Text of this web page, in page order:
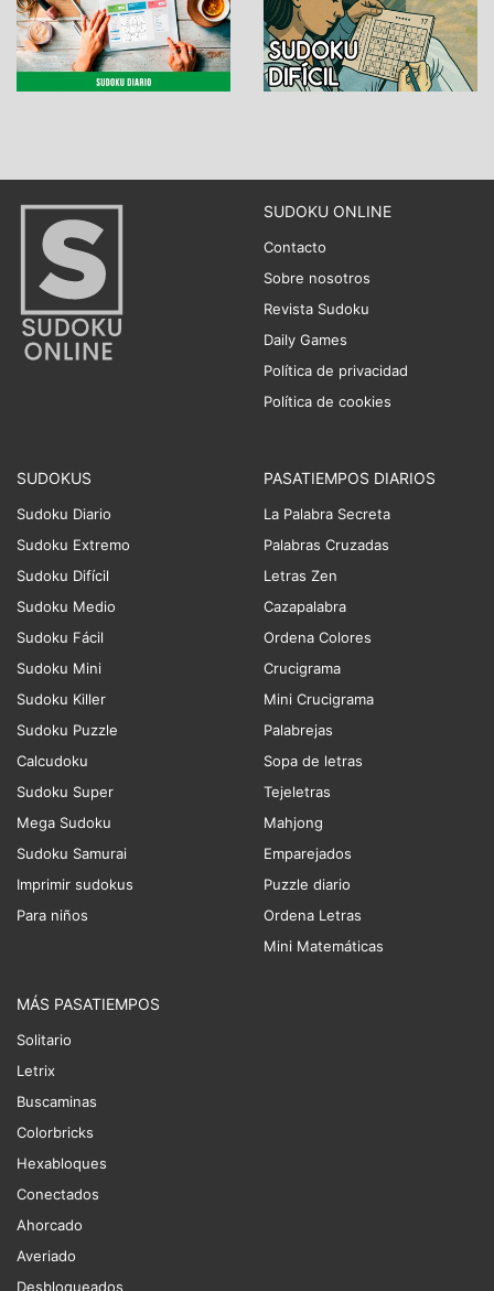
SUDOKU ONLINE
Contacto
Sobre nosotros
Revista Sudoku
Daily Games
Política de privacidad
Política de cookies
SUDOKUS
Sudoku Diario
Sudoku Extremo
Sudoku Difícil
Sudoku Medio
Sudoku Fácil
Sudoku Mini
Sudoku Killer
Sudoku Puzzle
Calcudoku
Sudoku Super
Mega Sudoku
Sudoku Samurai
Imprimir sudokus
Para niños
PASATIEMPOS DIARIOS
La Palabra Secreta
Palabras Cruzadas
Letras Zen
Cazapalabra
Ordena Colores
Crucigrama
Mini Crucigrama
Palabrejas
Sopa de letras
Tejeletras
Mahjong
Emparejados
Puzzle diario
Ordena Letras
Mini Matemáticas
MÁS PASATIEMPOS
Solitario
Letrix
Buscaminas
Colorbricks
Hexabloques
Conectados
Ahorcado
Averiado
Desbloqueados